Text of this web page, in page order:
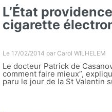
L’État
cigarette
Le 17/02/2014 par Carol WILHELEM
Le docteur Patrick de
comment faire mieux”,
paru le jour de la St Valentin